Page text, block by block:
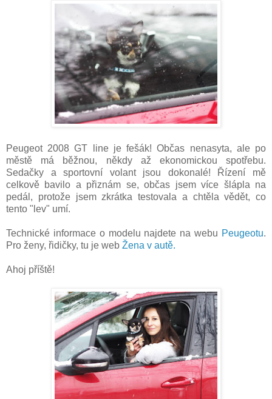
Peugeot 2008 GT line je fešák! Občas nenasyta, ale po
městě má běžnou, někdy až ekonomickou spotřebu.
Sedačky a sportovní volant jsou dokonalé! Řízení mě
celkově bavilo a přiznám se, občas jsem více šlápla na
pedál, protože jsem zkrátka testovala a chtěla vědět, co
tento "lev" umí.
Technické informace o modelu najdete na webu Peugeotu.
Pro ženy, řidičky, tu je web Žena v autě.
Ahoj příště!